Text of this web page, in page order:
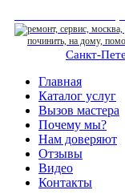
Санкт-
Главная
Каталог услуг
Вызов мастера
Почему мы?
Нам доверяют
Отзывы
Видео
Контакты